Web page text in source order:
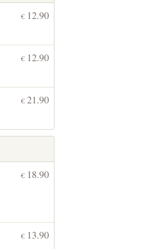
€ 12.90
€ 12.90
€ 21.90
€ 18.90
€ 13.90